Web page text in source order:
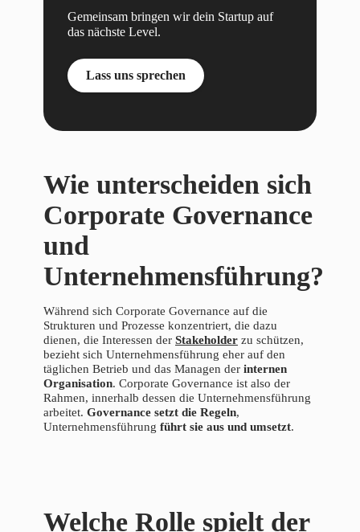
Gemeinsam bringen wir dein Startup auf
das nächste Level.
Lass uns sprechen
Wie unterscheiden sich
Corporate Governance
und
Unternehmensführung?
Während sich Corporate Governance auf die
Strukturen und Prozesse konzentriert, die dazu
dienen, die Interessen der Stakeholder zu schützen,
bezieht sich Unternehmensführung eher auf den
täglichen Betrieb und das Managen der internen
Organisation. Corporate Governance ist also der
Rahmen, innerhalb dessen die Unternehmensführung
arbeitet. Governance setzt die Regeln,
Unternehmensführung führt sie aus und umsetzt.
Welche Rolle spielt der